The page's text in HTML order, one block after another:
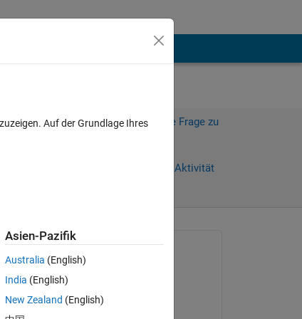
Melden Sie sich an, um diese Frage zu
Anmelden, um Aktivität
am 18 Nov. 2018
Auf der Grundlage Ihres
Asien-Pazifik
Australia (English)
India (English)
New Zealand (English)